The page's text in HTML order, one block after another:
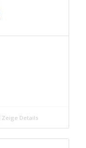
Zeige Details